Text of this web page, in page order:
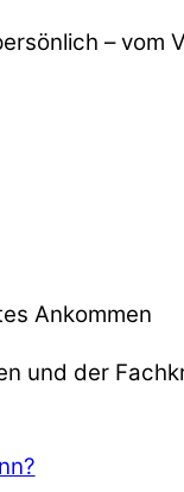
– vom
Ankommen
und der